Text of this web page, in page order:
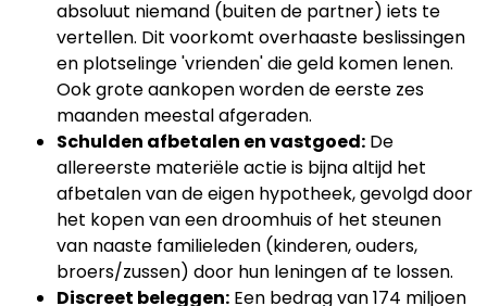
absoluut niemand (buiten de partner) iets te
vertellen. Dit voorkomt overhaaste beslissingen
en plotselinge 'vrienden' die geld komen lenen.
Ook grote aankopen worden de eerste zes
maanden meestal afgeraden.
Schulden afbetalen en vastgoed: De
allereerste materiële actie is bijna altijd het
afbetalen van de eigen hypotheek, gevolgd door
het kopen van een droomhuis of het steunen
van naaste familieleden (kinderen, ouders,
broers/zussen) door hun leningen af te lossen.
Discreet beleggen: Een bedrag van 174 miljoen